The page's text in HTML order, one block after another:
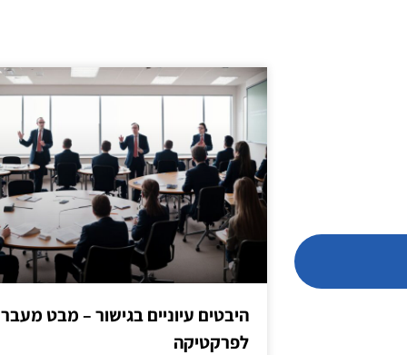
היבטים עיוניים בגישור – מבט מעבר
לפרקטיקה